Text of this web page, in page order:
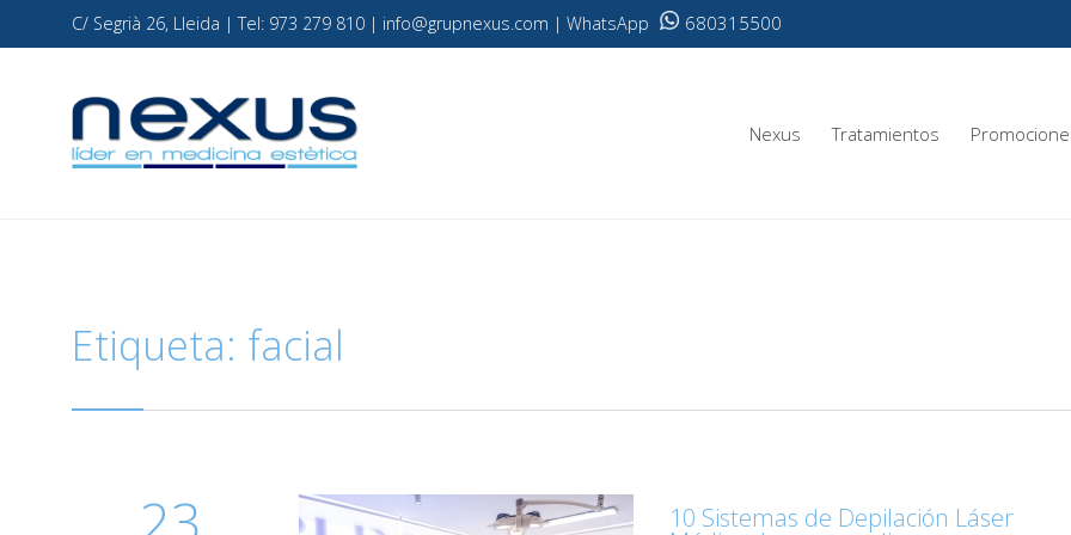
C/ Segrià 26, Lleida | Tel: 973 279 810 | info@grupnexus.com | WhatsApp 680315500
Nexus Tratamientos
Etiqueta: facial
10 Sistemas de Depilación Láser